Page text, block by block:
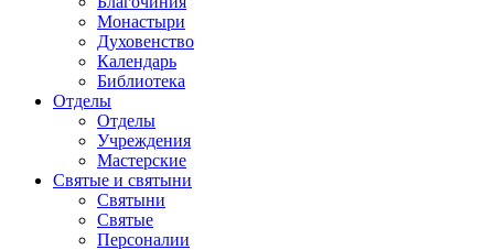
Монастыри
Духовенство
Календарь
Библиотека
Отделы
Отделы
Учреждения
Мастерские
Святые и святыни
Cвятыни
Cвятые
Персоналии